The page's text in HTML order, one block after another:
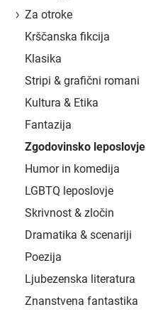
Za otroke
Krščanska fikcija
Klasika
Stripi & grafični romani
Kultura & Etika
Fantazija
Zgodovinsko leposlovje
Humor in komedija
LGBTQ leposlovje
Skrivnost & zločin
Dramatika & scenariji
Poezija
Ljubezenska literatura
Znanstvena fantastika